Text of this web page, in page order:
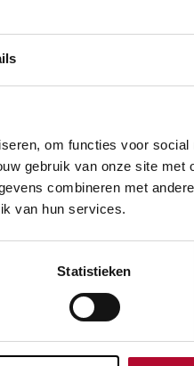
om functies voor social
gebruik van onze site met
combineren met
van hun services.
Statistieken
er rekening mee dat
de reisplanner
deze pagina?